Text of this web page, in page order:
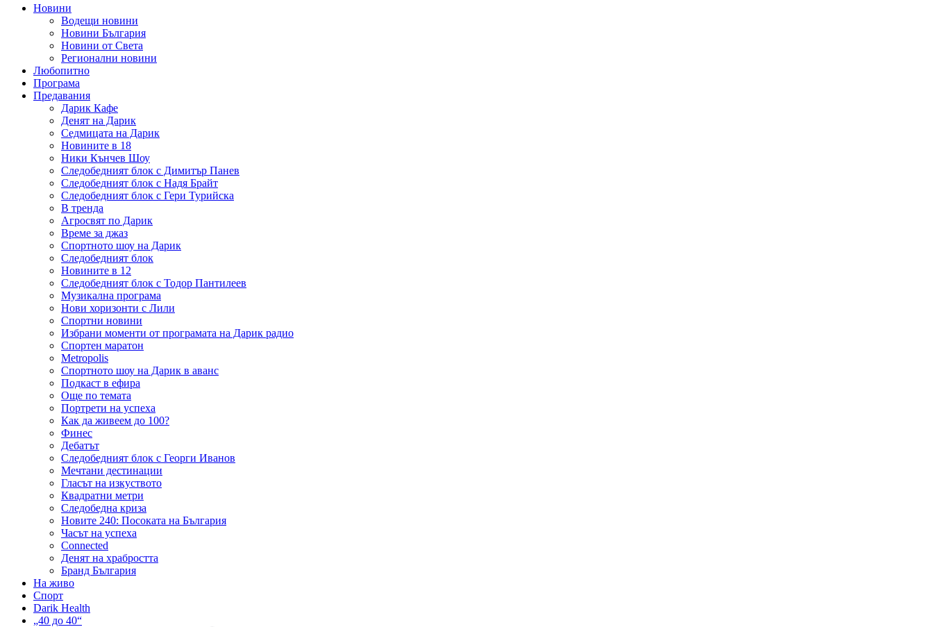
Новини
Водещи новини
Новини България
Новини от Света
Регионални новини
Любопитно
Програма
Предавания
Дарик Кафе
Денят на Дарик
Седмицата на Дарик
Новините в 18
Ники Кънчев Шоу
Следобедният блок с Димитър Панев
Следобедният блок с Надя Брайт
Следобедният блок с Гери Турийска
В тренда
Агросвят по Дарик
Време за джаз
Спортното шоу на Дарик
Следобедният блок
Новините в 12
Следобедният блок с Тодор Пантилеев
Музикална програма
Нови хоризонти с Лили
Спортни новини
Избрани моменти от програмата на Дарик радио
Спортен маратон
Metropolis
Спортното шоу на Дарик в аванс
Подкаст в ефира
Още по темата
Портрети на успеха
Как да живеем до 100?
Финес
Дебатът
Следобедният блок с Георги Иванов
Мечтани дестинации
Гласът на изкуството
Квадратни метри
Следобедна криза
Новите 240: Посоката на България
Часът на успеха
Connected
Денят на храбростта
Бранд България
На живо
Спорт
Darik Health
„40 до 40“